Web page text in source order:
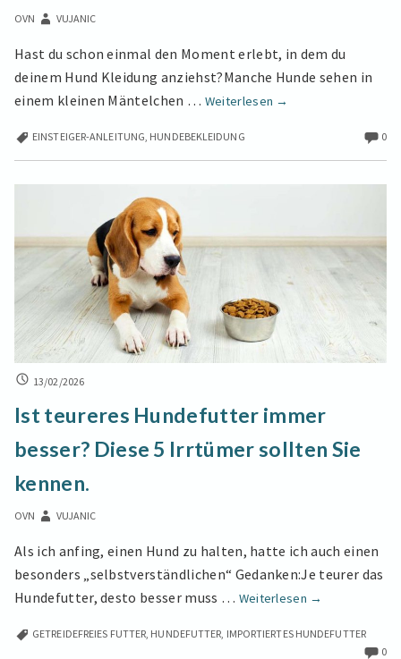
LEITFADEN
ANFÄNGER
OVN VUJANIC
Hast du schon einmal den Moment erlebt, in dem du
deinem Hund Kleidung anziehst?Manche Hunde sehen in
einem kleinen Mäntelchen … Weiterlesen
Zum
deinen
umfassender
Anfänger
→
EINSTEIGER-ANLEITUNG HUNDEBEKLEIDUNG 0
IST
HUNDEFUTTER
BESSER?
5
SOLLTEN
KENNEN.
13/02/2026
Ist teureres Hundefutter immer
besser? Diese 5 Irrtümer sollten Sie
kennen.
OVN VUJANIC
Als ich anfing, einen Hund zu halten, hatte ich auch einen
besonders „selbstverständlichen“ Gedanken:Je teurer das
Hundefutter, desto besser muss … Weiterlesen
Ist
Hundefutter
→
GETREIDEFREIES FUTTER HUNDEFUTTER IMPORTIERTES HUNDEFUTTER
0